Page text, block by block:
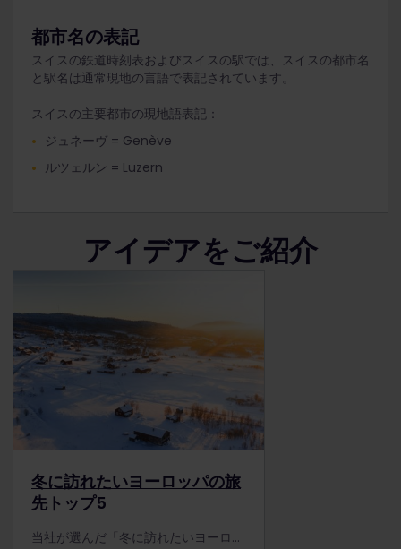
都市名の表記
スイスの鉄道時刻表およびスイスの駅では、スイスの都市名
と駅名は通常現地の言語で表記されています。
スイスの主要都市の現地語表記：
ジュネーヴ = Genève
ルツェルン = Luzern
アイデアをご紹介
冬に訪れたいヨーロッパの旅
先トップ5
当社が選んだ「冬に訪れたいヨーロッパの旅先トップ5」を参考に、クリスマスマーケットや雪をかぶったアルプス、オーロラなど見どころたくさんのユーレイルの旅をお楽しみください。